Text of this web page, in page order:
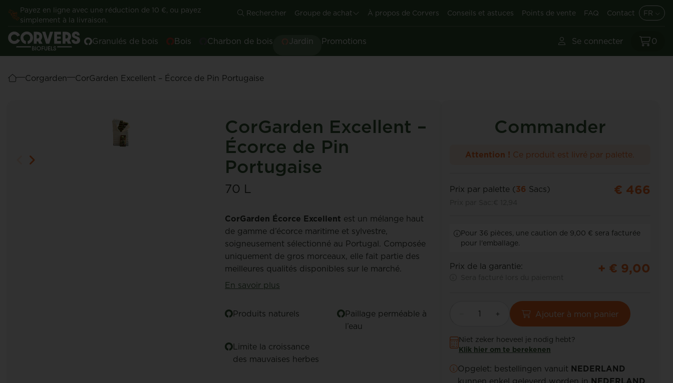
Payez en ligne avec une réduction de 10 €, ou payez
simplement à la livraison.
Rechercher Groupe de achat À propos de Corvers Conseils et astuces Points de vente FAQ Contact FR
Granulés de bois Bois Charbon de bois Jardin Promotions Se connecter 0
Corgarden CorGarden Excellent – Écorce de Pin Portugaise
CorGarden Excellent –
Écorce de Pin
Portugaise
70 L
CorGarden Écorce Excellent est un mélange haut
de gamme d’écorce maritime et sylvestre,
soigneusement sélectionné au Portugal. Composée
uniquement de gros morceaux, elle fait partie des
meilleures qualités disponibles sur le marché.
En savoir plus
Produits naturels
Paillage perméable à
l’eau
Limite la croissance
des mauvaises herbes
Commander
Attention ! Ce produit est livré par palette.
Prix par palette (36 Sacs) € 466
Pour 36 pièces, une caution de 9,00 € sera facturée
pour l'emballage.
Prix de la garantie: + € 9,00
Ajouter à mon panier
Niet zeker hoeveel je nodig hebt?
Klik hier om te berekenen
Opgelet: bestellingen vanuit NEDERLAND